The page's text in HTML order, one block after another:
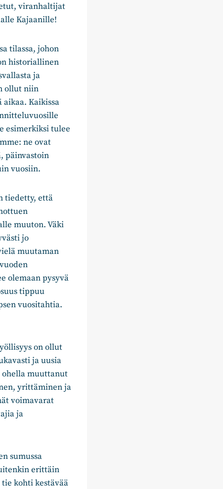
viranhaltijat
Kajaanille!
tilassa, johon
historiallinen
ja
ollut niin
Kaikissa
esimerkiksi tulee
ne ovat
päinvastoin
vuosiin.
tiedetty, että
muuton. Väki
jo
muutaman
olemaan pysyvä
tippuu
vuositahtia.
on ollut
ja uusia
ohella muuttanut
yrittäminen ja
voimavarat
ja
sumussa
erittäin
kohti kestävää